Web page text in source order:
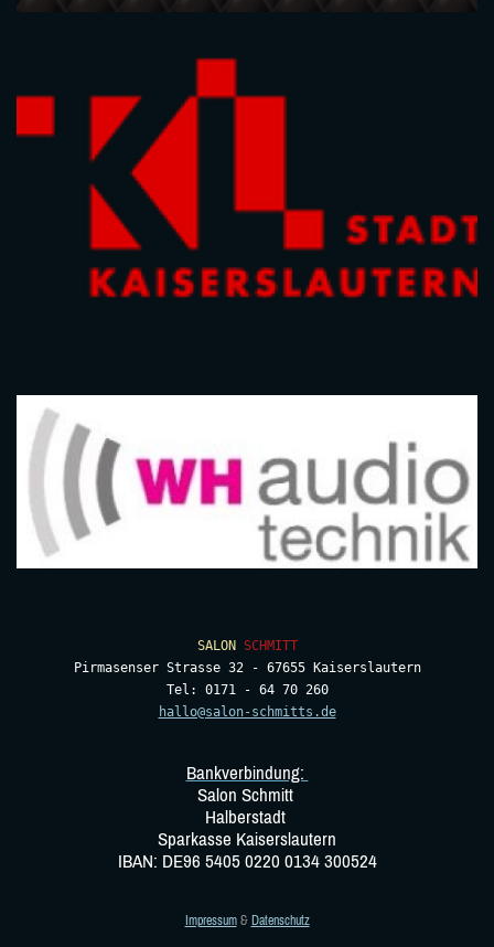
SALON SCHMITT
Pirmasenser Strasse 32 - 67655 Kaiserslautern
Tel: 0171 - 64 70 260
hallo@salon-schmitts.de
Bankverbindung:
Salon Schmitt
Halberstadt
Sparkasse Kaiserslautern
IBAN: DE96 5405 0220 0134 300524
Impressum& Datenschutz